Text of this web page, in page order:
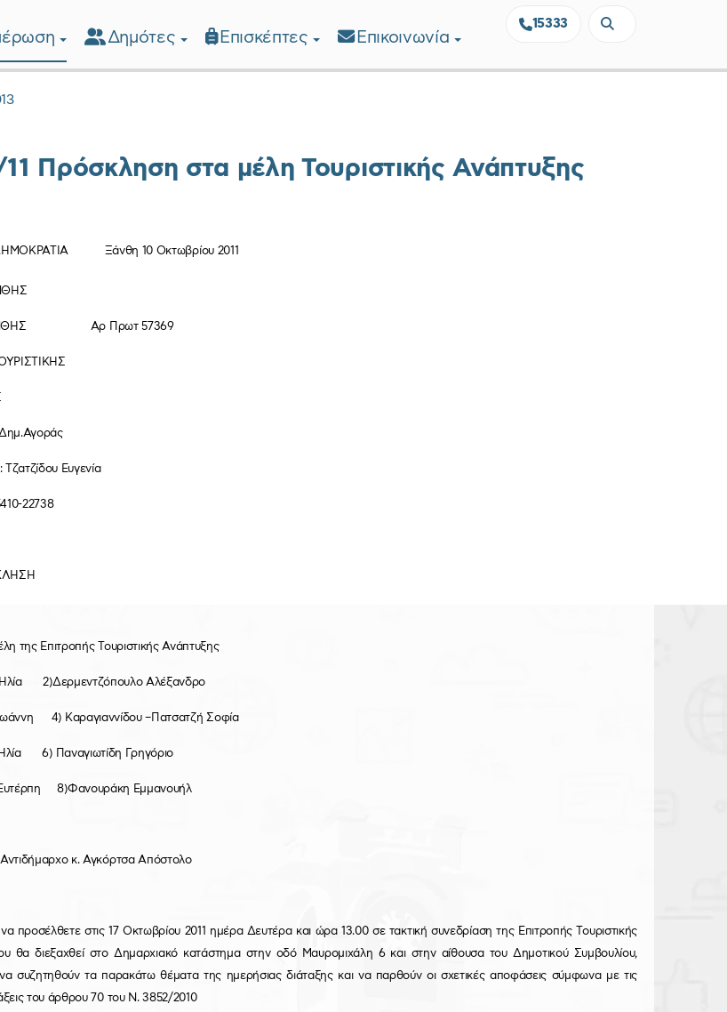
15333
Δημότες Επισκέπτες Επικοινωνία
Πρόσκληση στα μέλη Τουριστικής Ανάπτυξης
Ξάνθη 10 Οκτωβρίου 2011
Αρ Πρωτ 57369
Τζατζίδου Ευγενία
22738
της Επιτροπής Τουριστικής Ανάπτυξης
Ηλία 2)Δερμεντζόπουλο Αλέξανδρο
4) Καραγιαννίδου –Πατσατζή Σοφία
Ηλία 6) Παναγιωτίδη Γρηγόριο
Ευτέρπη 8)Φανουράκη Εμμανουήλ
Αντιδήμαρχο κ. Αγκόρτσα Απόστολο
προσέλθετε στις 17 Οκτωβρίου 2011 ημέρα Δευτέρα και ώρα 13.00 σε τακτική συνεδρίαση της Επιτροπής Τουριστικής
θα διεξαχθεί στο Δημαρχιακό κατάστημα στην οδό Μαυρομιχάλη 6 και στην αίθουσα του Δημοτικού Συμβουλίου,
συζητηθούν τα παρακάτω θέματα της ημερήσιας διάταξης και να παρθούν οι σχετικές αποφάσεις σύμφωνα με τις
του άρθρου 70 του Ν. 3852/2010